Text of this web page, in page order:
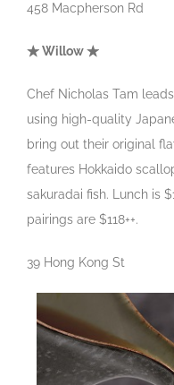
458 Macpherson Rd
★ Willow ★
Chef Nicholas Tam
using high-quality
bring out their original
features Hokkaido
sakuradai fish. Lunch is
pairings are $118++.
39 Hong Kong St